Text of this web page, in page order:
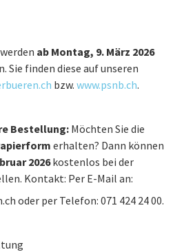
ab Montag, 9. März 2026
Sie finden diese auf unseren
bzw. www.psnb.ch.
Bestellung: Möchten Sie die
erhalten? Dann können
2026kostenlos bei der
Kontakt: Per E-Mail an:
oder per Telefon: 071 424 24 00.